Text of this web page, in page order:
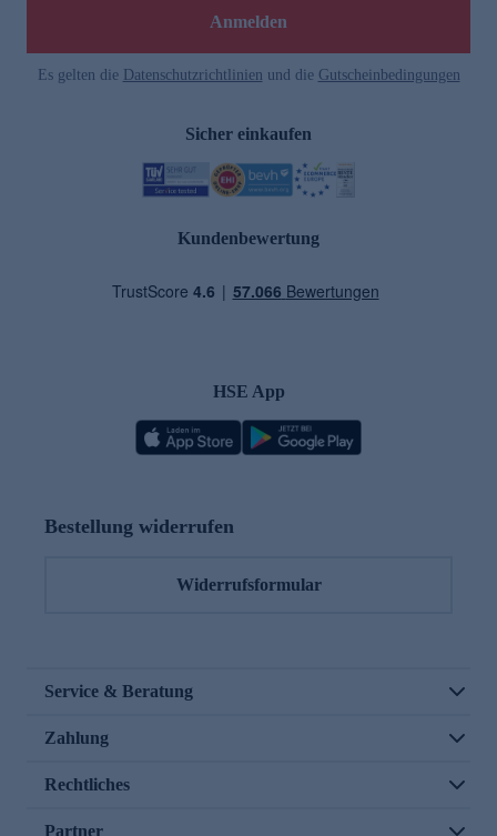
Anmelden
Es gelten die Datenschutzrichtlinien und die Gutscheinbedingungen
Sicher einkaufen
Kundenbewertung
HSE App
Bestellung widerrufen
Widerrufsformular
Service & Beratung
Zahlung
Rechtliches
Partner